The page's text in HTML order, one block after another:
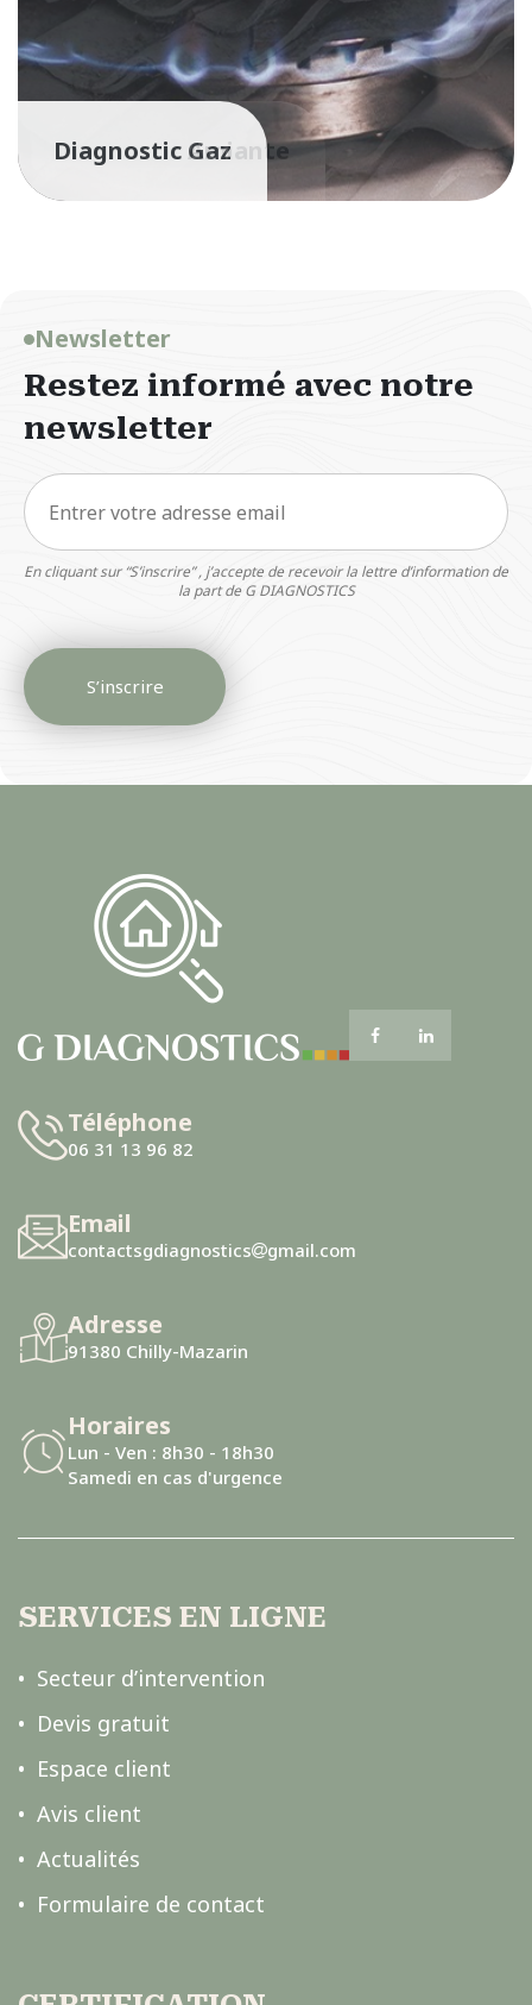
Diagnostic Gaz
Newsletter
Restez informé avec notre
newsletter
En cliquant sur “S’inscrire” , j’accepte de recevoir la lettre d’information de
la part de G DIAGNOSTICS
S’inscrire
Téléphone
06 31 13 96 82
Email
contactsgdiagnostics gmail.com
Adresse
91380 Chilly-Mazarin
Horaires
Lun - Ven : 8h30 - 18h30
Samedi en cas d'urgence
SERVICES EN LIGNE
Secteur d’intervention
Devis gratuit
Espace client
Avis client
Actualités
Formulaire de contact